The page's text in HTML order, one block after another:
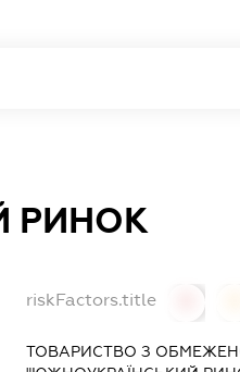
РИНОК
riskFactors.title
ТОВАРИСТВО З